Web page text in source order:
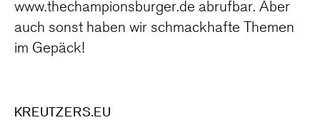
www.thechampionsburger.de abrufbar. Aber
auch sonst haben wir schmackhafte Themen
im Gepäck!
KREUTZERS.EU